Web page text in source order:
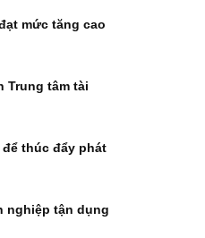
mức tăng cao
Trung tâm tài
thúc đẩy phát
nghiệp tận dụng